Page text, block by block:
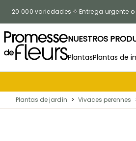
20 000 variedades Entrega urgente
NUESTROS
PlantasPlantas de
Plantas de jardín > Vivaces perennes